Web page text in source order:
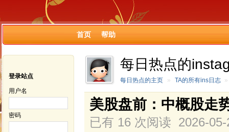
首页 帮助
登录站点
用户名
密码
每日热点的
每日热点的主页 » TA的所有ins日志 »
美股盘前：中概股走
已有 16 次阅读 2026-